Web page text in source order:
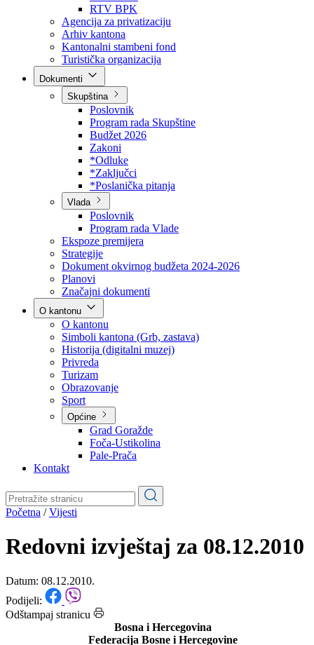
Direkcija za šumarstvo
Javna preduzeća
BPK šume
RTV BPK
Agencija za privatizaciju
Arhiv kantona
Kantonalni stambeni fond
Turistička organizacija
Skupština
Poslovnik
Program rada Skupštine
Budžet 2026
Zakoni
*Odluke
*Zaključci
*Poslanička pitanja
Vlada
Poslovnik
Program rada Vlade
Ekspoze premijera
Strategije
Dokument okvirnog budžeta 2024-2026
Planovi
Značajni dokumenti
O kantonu
O kantonu
Simboli kantona (Grb, zastava)
Historija (digitalni muzej)
Privreda
Turizam
Obrazovanje
Općine
Pale-Prača
Kontakt
Početna /Vijesti
Redovni izvještaj za 08.12.2010
Datum: 08.12.2010.